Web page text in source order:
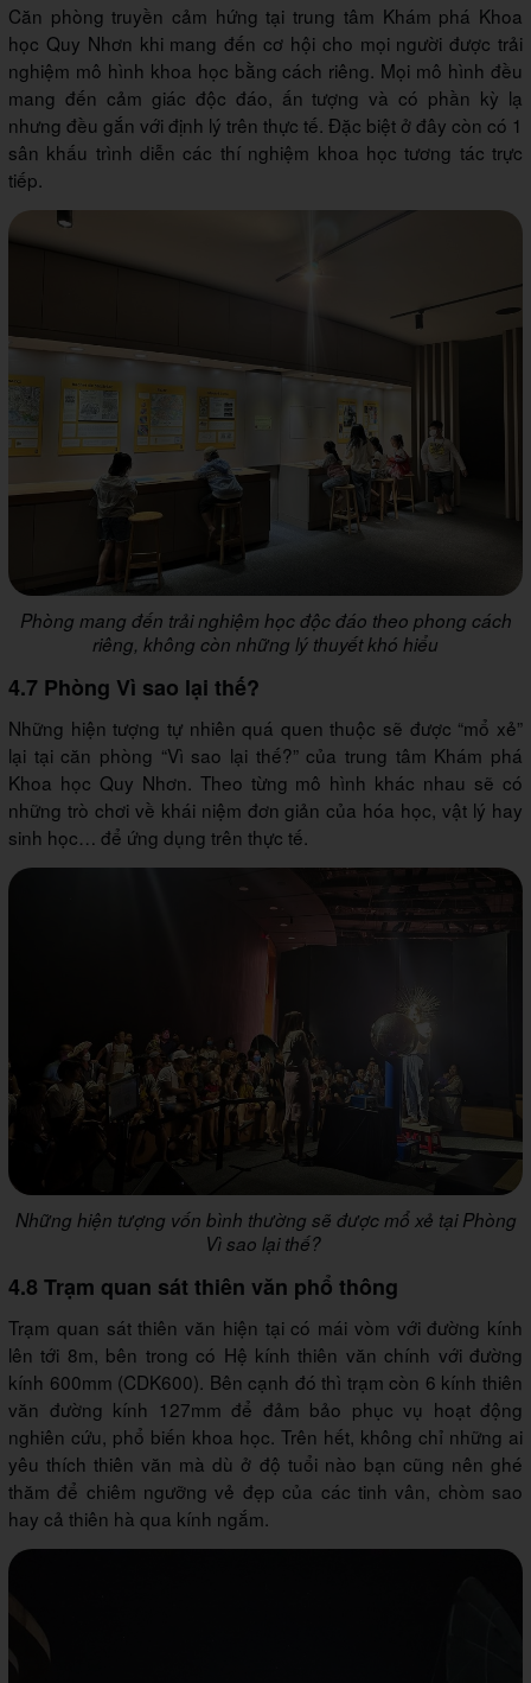
Căn phòng truyền cảm hứng tại trung tâm Khám phá Khoa
học Quy Nhơn khi mang đến cơ hội cho mọi người được trải
nghiệm mô hình khoa học bằng cách riêng. Mọi mô hình đều
mang đến cảm giác độc đáo, ấn tượng và có phần kỳ lạ
nhưng đều gắn với định lý trên thực tế. Đặc biệt ở đây còn có 1
sân khấu trình diễn các thí nghiệm khoa học tương tác trực
tiếp.
Phòng mang đến trải nghiệm học độc đáo theo phong cách
riêng, không còn những lý thuyết khó hiểu
4.7 Phòng Vì sao lại thế?
Những hiện tượng tự nhiên quá quen thuộc sẽ được “mổ xẻ”
lại tại căn phòng “Vì sao lại thế?” của trung tâm Khám phá
Khoa học Quy Nhơn. Theo từng mô hình khác nhau sẽ có
những trò chơi về khái niệm đơn giản của hóa học, vật lý hay
sinh học… để ứng dụng trên thực tế.
Những hiện tượng vốn bình thường sẽ được mổ xẻ tại Phòng
Vì sao lại thế?
4.8 Trạm quan sát thiên văn phổ thông
Trạm quan sát thiên văn hiện tại có mái vòm với đường kính
lên tới 8m, bên trong có Hệ kính thiên văn chính với đường
kính 600mm (CDK600). Bên cạnh đó thì trạm còn 6 kính thiên
văn đường kính 127mm để đảm bảo phục vụ hoạt động
nghiên cứu, phổ biến khoa học. Trên hết, không chỉ những ai
yêu thích thiên văn mà dù ở độ tuổi nào bạn cũng nên ghé
thăm để chiêm ngưỡng vẻ đẹp của các tinh vân, chòm sao
hay cả thiên hà qua kính ngắm.